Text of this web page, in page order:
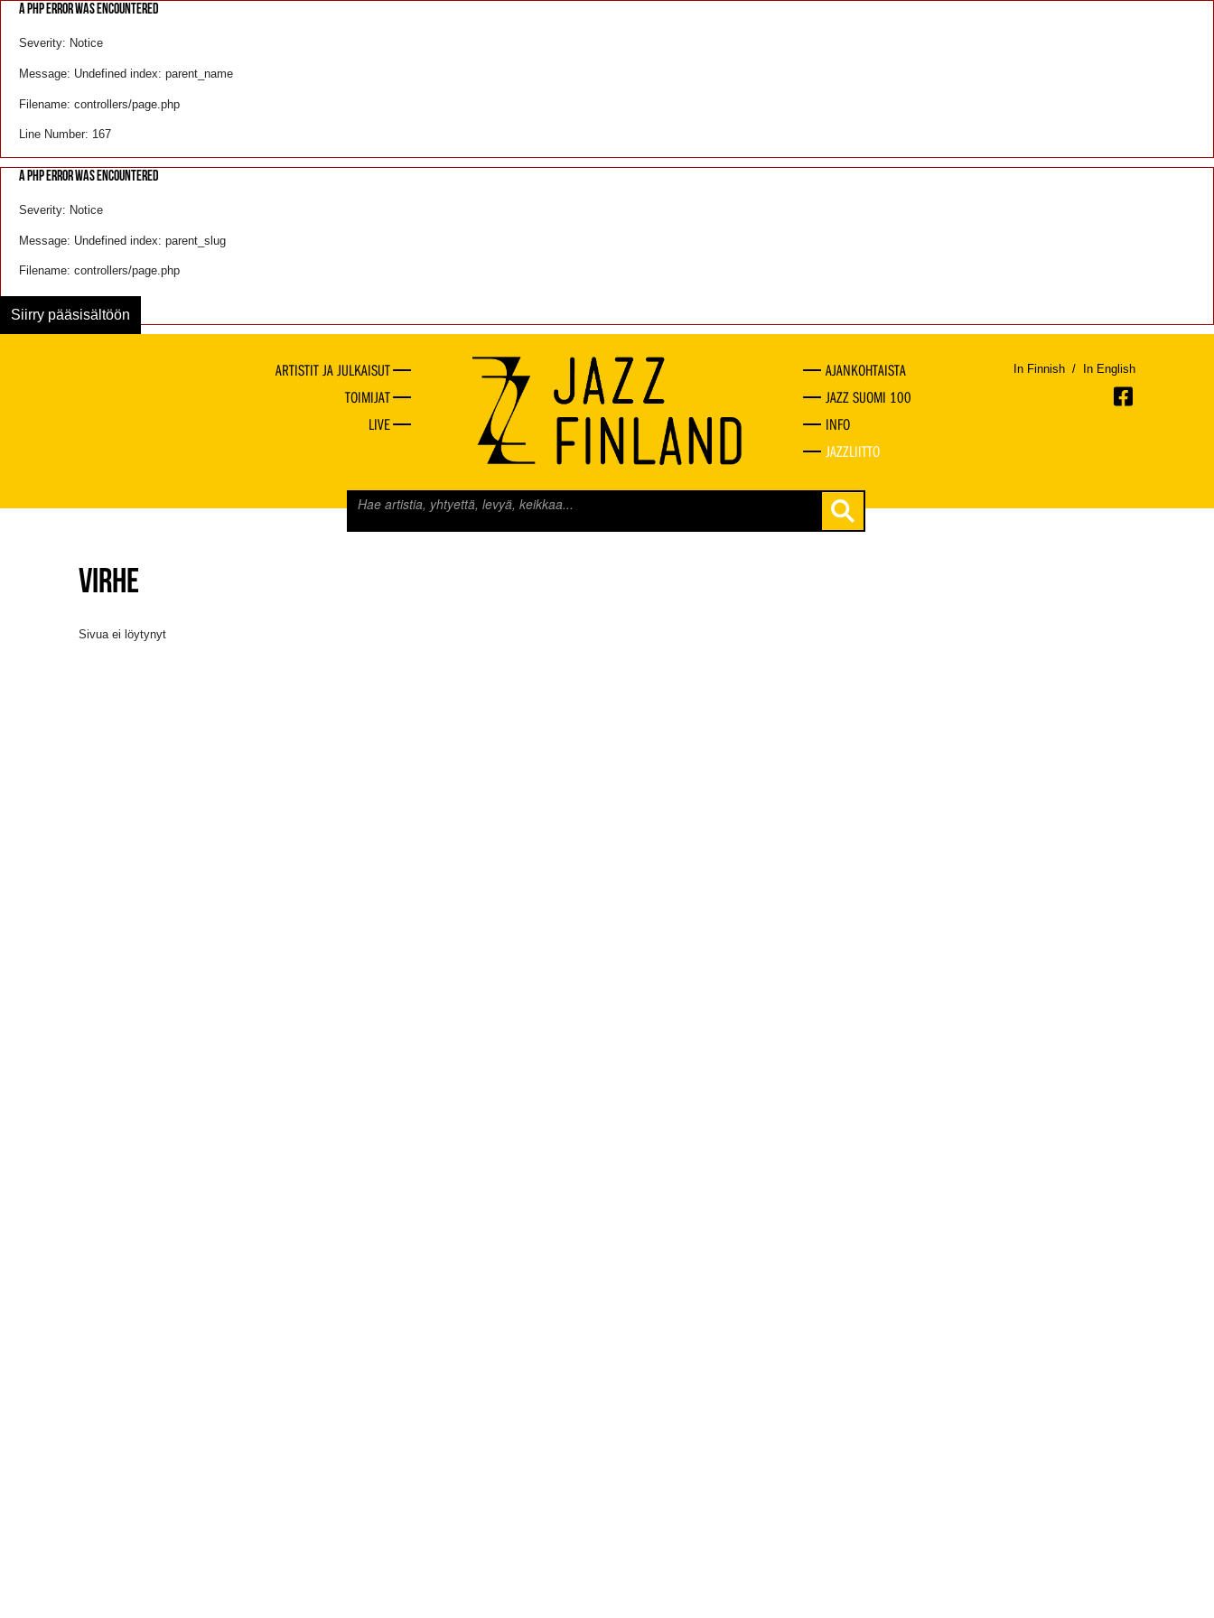
A PHP ERROR WAS ENCOUNTERED
Severity: Notice
Message: Undefined index: parent_name
Filename: controllers/page.php
Line Number: 167
A PHP ERROR WAS ENCOUNTERED
Severity: Notice
Message: Undefined index: parent_slug
Filename: controllers/page.php
Siirry pääsisältöön
ARTISTIT JA JULKAISUT
TOIMIJAT
LIVE
AJANKOHTAISTA
JAZZ SUOMI 100
INFO
JAZZLIITTO
In Finnish / In English
VIRHE
Sivua ei löytynyt